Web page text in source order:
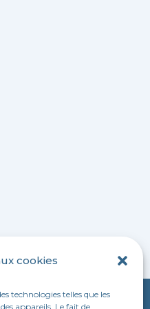
cookies
technologies telles que les
appareils. Le fait de